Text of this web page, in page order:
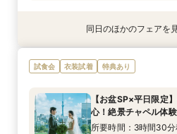
衣装試着 特典あり
8/9(日 )
【お子様と叶える感
ティでも安心フェア
8:45〜 13:00
衣装試着 特典あり
8/9(日 )
【本格儀式殿ツアー
美食フェア
8:45〜 13:00
衣装試着 特典あり
8/9(日 )
【家族婚】安心予算
もてなし体験
8:45〜 13:00
8/9(日 )
【自宅でフェア参加
式場相談会
13:00〜
14:00
15:00〜
16:00
同日のほかのフェアを
試食会 衣装試着 特典あり
【お盆SP×平日限定
心！絶景チャペル体
所要時間：3時間30